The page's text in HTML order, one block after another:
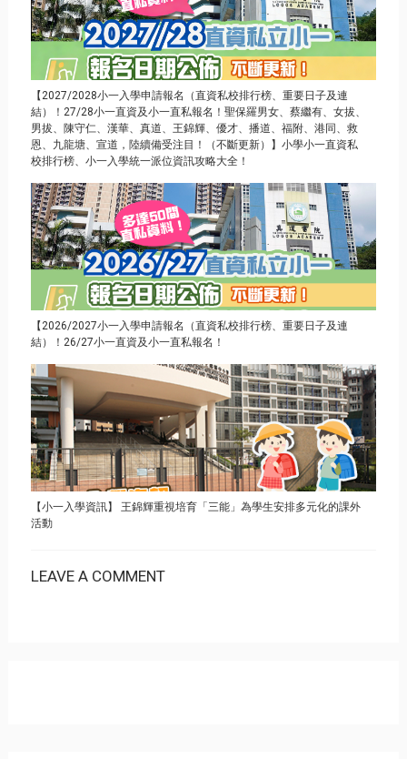
【2027/2028小一入學申請報名（直資私校排行榜、重要日子及連
結）！27/28小一直資及小一直私報名！聖保羅男女、蔡繼有、女拔、
男拔、陳守仁、漢華、真道、王錦輝、優才、播道、福附、港同、救
恩、九龍塘、宣道，陸續備受注目！（不斷更新）】小學小一直資私
校排行榜、小一入學統一派位資訊攻略大全！
【2026/2027小一入學申請報名（直資私校排行榜、重要日子及連
結）！26/27小一直資及小一直私報名！
【小一入學資訊】 王錦輝重視培育「三能」為學生安排多元化的課外
活動
LEAVE A COMMENT